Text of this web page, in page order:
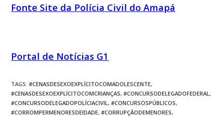
Fonte Site da Polícia Civil do Amapá
Portal de Notícias G1
TAGS:#CENASDESEXOEXPLÍCITOCOMADOLESCENTE,
#CENASDESEXOEXPLÍCITOCOMCRIANÇAS, #CONCURSODELEGADOFEDERAL ,
#CONCURSODELEGADOPOLÍCIACIVIL , #CONCURSOSPÚBLICOS,
#CORROMPERMENORESDEIDADE, #CORRUPÇÃODEMENORES,